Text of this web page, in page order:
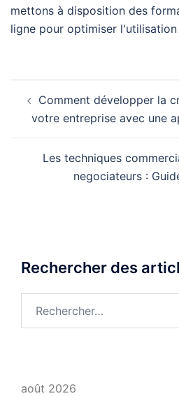
mettons à disposition des
ligne pour optimiser
d’article
Comment développer la
votre entreprise avec une
Les techniques
negociateurs :
Rechercher des
août 2026